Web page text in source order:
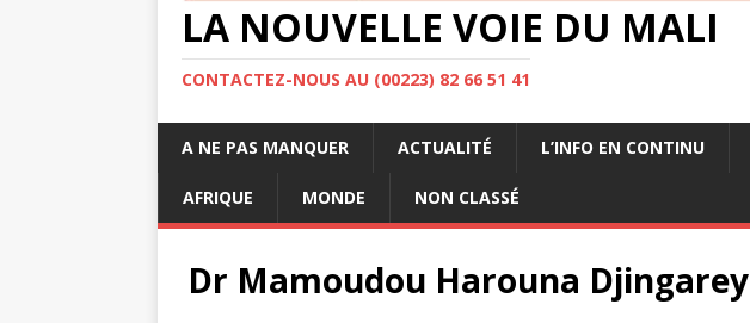
LA NOUVELLE VOIE DU MALI
CONTACTEZ-NOUS AU (00223) 82 66 51 41
A NE PAS MANQUER ACTUALITÉ L’INFO EN CONTINU
AFRIQUE MONDE NON CLASSÉ
Dr Mamoudou Harouna Djingarey